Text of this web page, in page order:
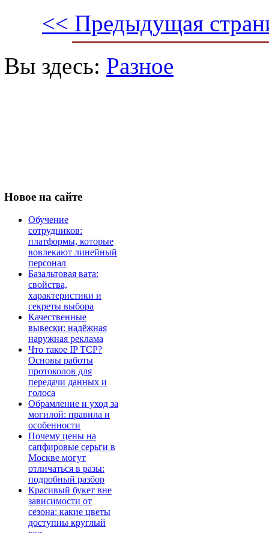
<< Предыдущая
Вы здесь: Разное
Новое на сайте
Обучение
сотрудников:
платформы, которые
вовлекают линейный
персонал
Базальтовая вата:
свойства,
характеристики и
секреты выбора
Качественные
вывески: надёжная
наружная реклама
Что такое IP TCP?
Основы работы
протоколов для
передачи данных и
голоса
Обрамление и уход за
могилой: правила и
особенности
Почему цены на
сапфировые серьги в
Москве могут
отличаться в разы:
подробный разбор
Красивый букет вне
зависимости от
сезона: какие цветы
доступны круглый